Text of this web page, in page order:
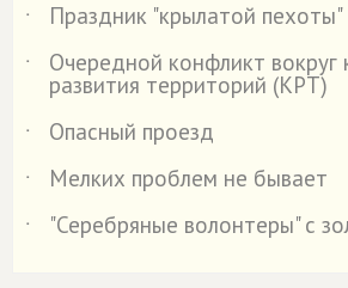
˙
Праздник "крылатой пехоты"
˙
Очередной конфликт вокруг
развития территорий (КРТ)
˙
Опасный проезд
˙
Мелких проблем не бывает
˙
"Серебряные волонтеры" с